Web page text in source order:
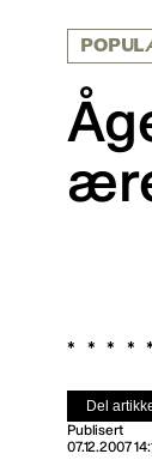
Del
Publisert
07.12.2007